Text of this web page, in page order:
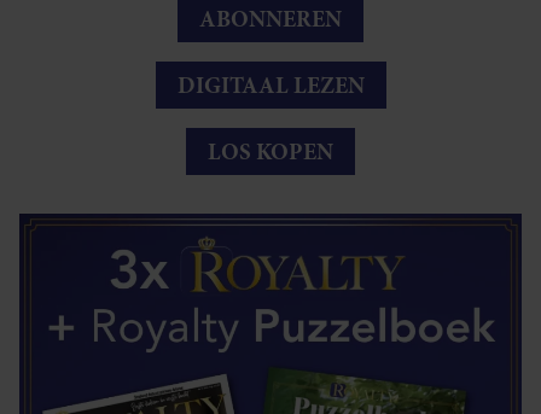
ABONNEREN
DIGITAAL LEZEN
LOS KOPEN